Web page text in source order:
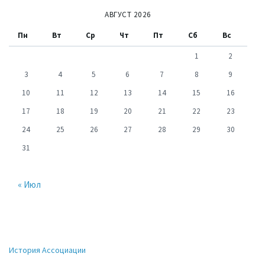
АВГУСТ 2026
Пн Вт Ср Чт Пт Сб Вс
1
2
3
4 5 6 7 8
9
10
11 12 13 14 15
16
17
18 19 20 21 22
23
24
25 26 27 28 29
30
31
« Июл
История Ассоциации